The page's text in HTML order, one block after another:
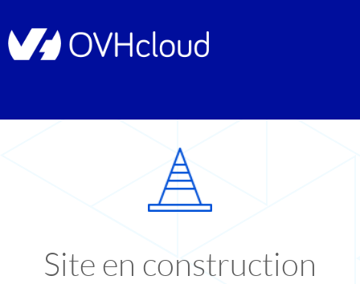
Site en construction